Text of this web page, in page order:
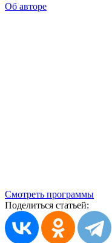
Об авторе
Смотреть программы
Поделиться статьей: